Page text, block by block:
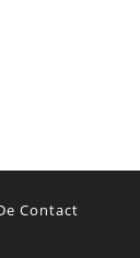
Contact